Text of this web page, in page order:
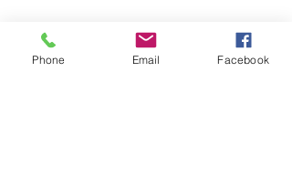
Phone Email Facebook